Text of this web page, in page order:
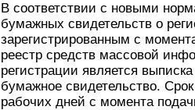
В соответствии с новыми
бумажных свидетельств о
зарегистрированным с
реестр средств массовой
регистрации является
бумажное свидетельство.
рабочих дней с момента